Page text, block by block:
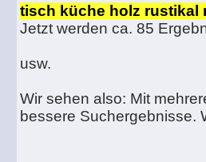
tisch küche holz rustikal
Jetzt werden ca. 85
usw.
Wir sehen also: Mit
bessere Suchergebnisse.